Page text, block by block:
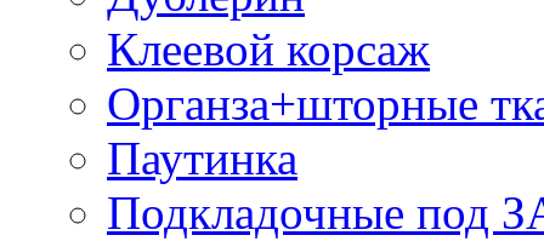
Клеевой корсаж
Органза+шторные
Паутинка
Подкладочные под